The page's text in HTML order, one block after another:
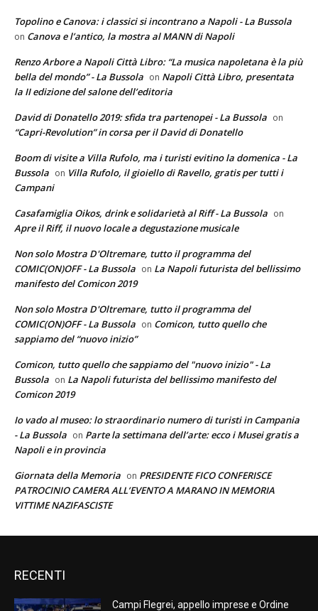
Topolino e Canova: i classici si incontrano a Napoli - La Bussola
on Canova e l’antico, la mostra al MANN di Napoli
Renzo Arbore a Napoli Città Libro: “La musica napoletana è la più
bella del mondo” - La Bussola on Napoli Città Libro, presentata
la II edizione del salone dell’editoria
David di Donatello 2019: sfida tra partenopei - La Bussola on
“Capri-Revolution” in corsa per il David di Donatello
Boom di visite a Villa Rufolo, ma i turisti evitino la domenica - La
Bussola on Villa Rufolo, il gioiello di Ravello, gratis per tutti i
Campani
Casafamiglia Oikos, drink e solidarietà al Riff - La Bussola on
Apre il Riff, il nuovo locale a degustazione musicale
Non solo Mostra D'Oltremare, tutto il programma del
COMIC(ON)OFF - La Bussola on La Napoli futurista del bellissimo
manifesto del Comicon 2019
Non solo Mostra D'Oltremare, tutto il programma del
COMIC(ON)OFF - La Bussola on Comicon, tutto quello che
sappiamo del “nuovo inizio”
Comicon, tutto quello che sappiamo del "nuovo inizio" - La
Bussola on La Napoli futurista del bellissimo manifesto del
Comicon 2019
Io vado al museo: lo straordinario numero di turisti in Campania
- La Bussola on Parte la settimana dell’arte: ecco i Musei gratis a
Napoli e in provincia
Giornata della Memoria on PRESIDENTE FICO CONFERISCE
PATROCINIO CAMERA ALL’EVENTO A MARANO IN MEMORIA
VITTIME NAZIFASCISTE
RECENTI
Campi Flegrei, appello imprese e Ordine